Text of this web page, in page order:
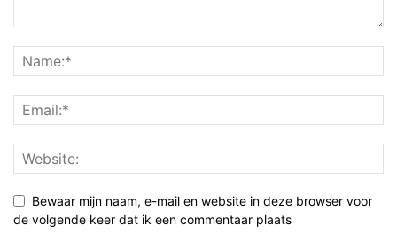
Bewaar mijn naam, e-mail en website in deze browser voor
de volgende keer dat ik een commentaar plaats